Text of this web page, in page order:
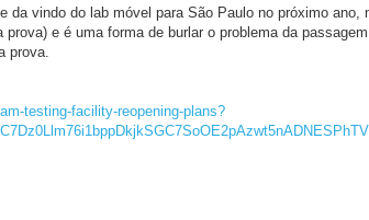
vindo do lab móvel para São Paulo no próximo ano,
e é uma forma de burlar o problema da
prova.
testing-facility-reopening-plans?